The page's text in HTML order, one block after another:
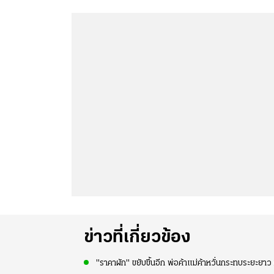
ข่าวที่เกี่ยวข้อง
"ราคาผัก" ขยับขึ้นอีก พ่อค้าแม่ค้าหวั่นกระทบระยะยา